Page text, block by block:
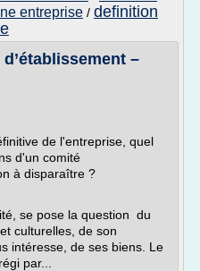
entreprise / definition
–
de l'entreprise, quel
d'un comité
à disparaître ?
se pose la question du
culturelles, de son
intéresse, de ses biens. Le
par...